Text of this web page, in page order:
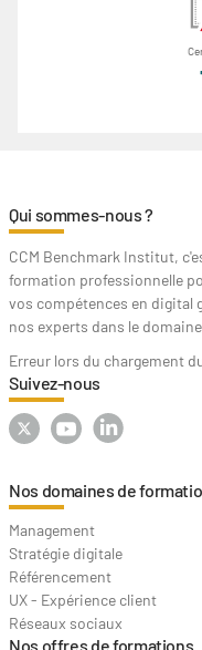
Qui sommes-nous ?
CCM Benchmark Institut,
formation professionnelle
vos compétences en digital
nos experts dans le
Erreur lors du chargement
Suivez-nous
Nos domaines de
Management
Stratégie digitale
Référencement
UX - Expérience client
Réseaux sociaux
Nos offres de formations